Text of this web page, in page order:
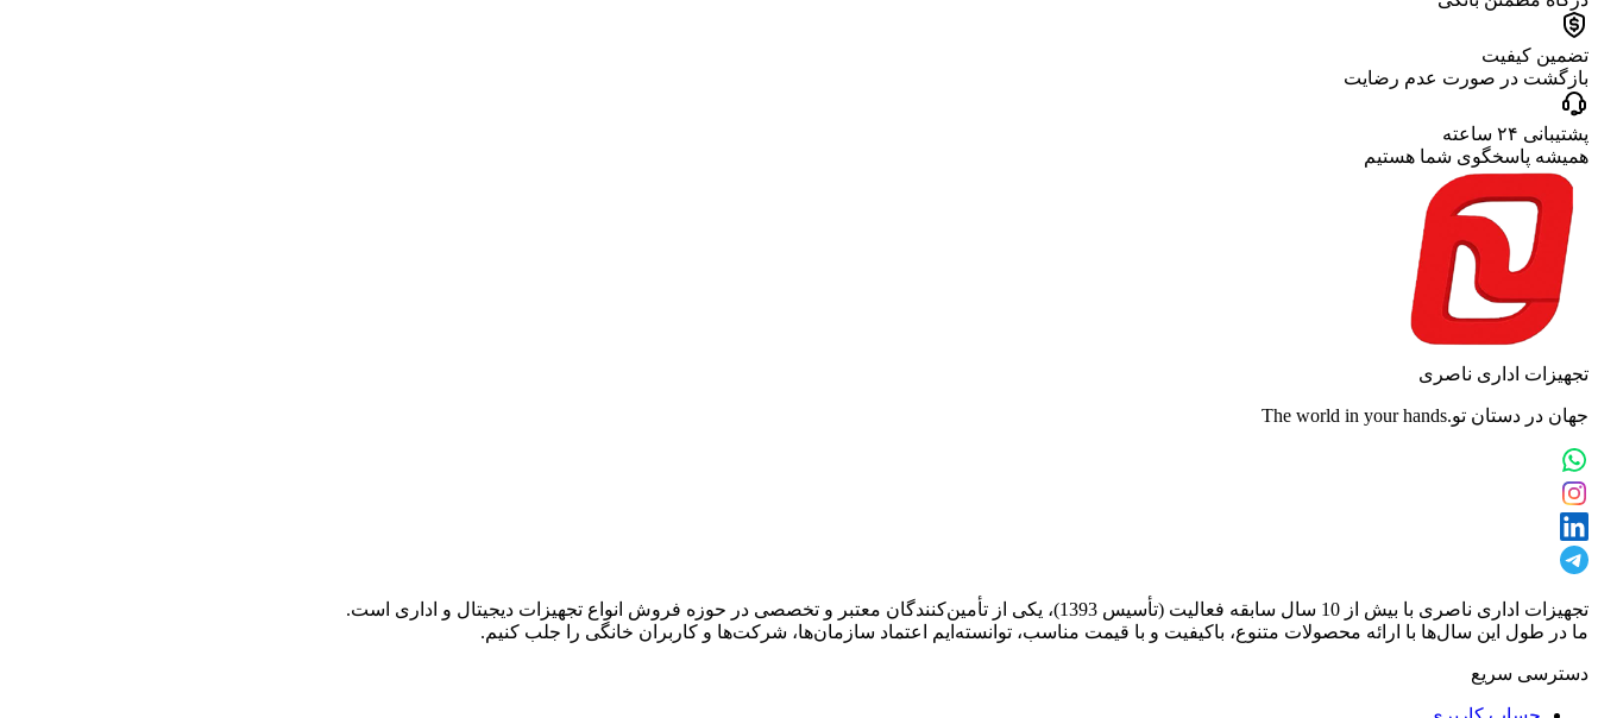
تضمین کیفیت
بازگشت در صورت عدم رضایت
پشتیبانی ۲۴ ساعته
همیشه پاسخگوی شما هستیم
تجهیزات اداری ناصری
جهان در دستان تو.The world in your hands
تجهیزات اداری ناصری با بیش از 10 سال سابقه فعالیت (تأسیس 1393)، یکی از تأمین‌کنندگان معتبر و تخصصی در حوزه فروش انواع تجهیزات دیجیتال و اداری است.
ما در طول این سال‌ها با ارائه محصولات متنوع، باکیفیت و با قیمت مناسب، توانسته‌ایم اعتماد سازمان‌ها، شرکت‌ها و کاربران خانگی را جلب کنیم.
دسترسی سریع